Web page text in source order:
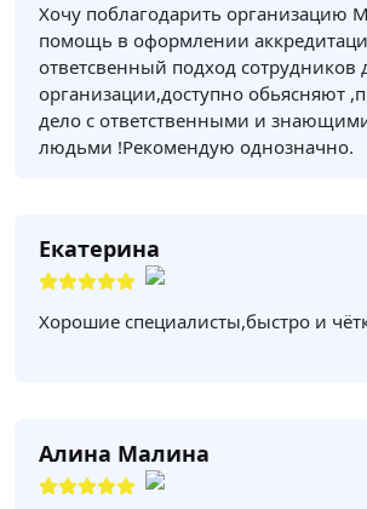
Хочу поблагодарить организацию
помощь в оформлении
ответсвенный подход сотрудников
организации,доступно обьясняют
дело с ответственными и
людьми !Рекомендую однозначно.
Екатерина
Хорошие специалисты,быстро и
Алина Малина